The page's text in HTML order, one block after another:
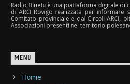
Radio Bluetu è una piattaforma digitale di
di ARCI Rovigo realizzata per informare
Comitato provinciale e dai Circoli ARCI,
Associazioni presenti nel territorio
MENU
Home